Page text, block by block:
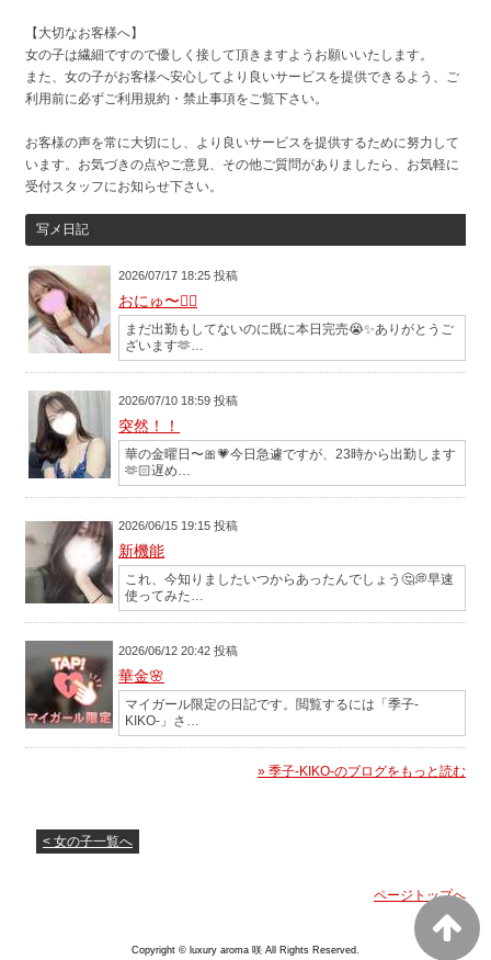
【大切なお客様へ】
女の子は繊細ですので優しく接して頂きますようお願いいたします。
また、女の子がお客様へ安心してより良いサービスを提供できるよう、ご
利用前に必ずご利用規約・禁止事項をご覧下さい。
お客様の声を常に大切にし、より良いサービスを提供するために努力して
います。お気づきの点やご意見、その他ご質問がありましたら、お気軽に
受付スタッフにお知らせ下さい。
写メ日記
2026/07/17 18:25 投稿
おにゅ〜✌🏻
まだ出勤もしてないのに既に本日完売😭✨ありがとうご
ざいます🫶…
2026/07/10 18:59 投稿
突然！！
華の金曜日〜🎀💗今日急遽ですが、23時から出勤します
🫶🏻遅め…
2026/06/15 19:15 投稿
新機能
これ、今知りましたいつからあったんでしょう🤔💭早速
使ってみた…
2026/06/12 20:42 投稿
華金🌸
マイガール限定の日記です。閲覧するには「季子-
KIKO-」さ…
» 季子-KIKO-のブログをもっと読む
< 女の子一覧へ
ページトップへ
Copyright © luxury aroma 咲 All Rights Reserved.